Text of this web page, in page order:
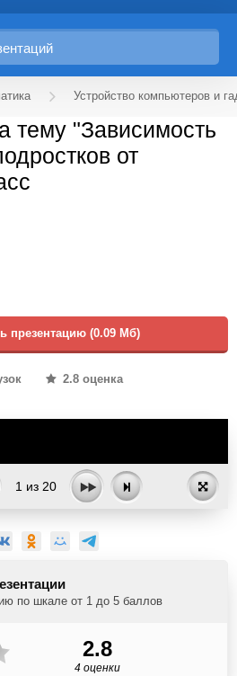
Устройство компьютеров и
тему "Зависимость
от
презентацию (0.09 Мб)
2.8 оценка
1 из 20
по шкале от 1 до 5 баллов
2.8
4 оценки